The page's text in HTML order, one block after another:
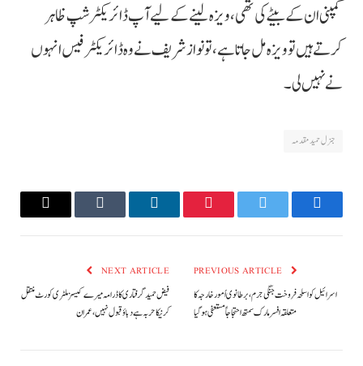
کمپنی ان کے بیٹے کی تھی، ویزہ لینے کے لیے آپ ڈائریکٹر شپ ظاہر
کرتے ہیں تو ویزہ مل جاتا ہے، تو نواز شریف نے وہ ڈائریکٹر فیس انہوں
نے نہیں لی۔
جنرل حمید مقدمہ
Facebook
Twitter
Pinterest
LinkedIn
Tumblr
Email
اسرائیل کو اسلحہ فروخت جنگی جرم، برطانوی اُمور خارجہ کا
متعلقہ افسر مارک سمتھ احتجاجاً مستعفی ہو گیا
NEXT ARTICLE
فیض حمید گرفتاری کا ڈرامہ میرے کیسز ملٹری کورٹ منتقل
کرنیکا حربہ ہےدباؤ قبول نہیں، عمران